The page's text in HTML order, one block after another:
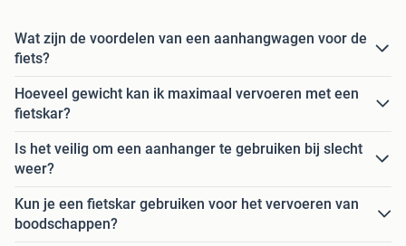
Wat zijn de voordelen van een aanhangwagen voor de
fiets?
Hoeveel gewicht kan ik maximaal vervoeren met een
fietskar?
Is het veilig om een aanhanger te gebruiken bij slecht
weer?
Kun je een fietskar gebruiken voor het vervoeren van
boodschappen?